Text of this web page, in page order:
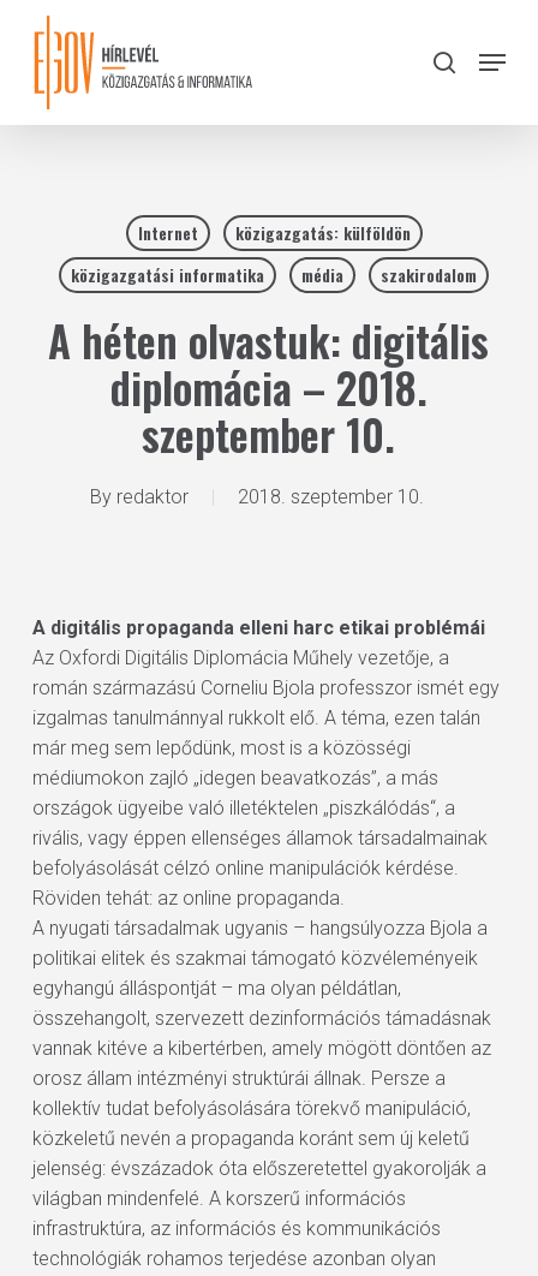
content
search
Menu
Internet
közigazgatás: külföldön
közigazgatási informatika
média szakirodalom
A héten olvastuk: digitális
diplomácia – 2018.
szeptember 10.
By redaktor 2018. szeptember 10.
A digitális propaganda elleni harc etikai problémái
Az Oxfordi Digitális Diplomácia Műhely vezetője, a
román származású Corneliu Bjola professzor ismét egy
izgalmas tanulmánnyal rukkolt elő. A téma, ezen talán
már meg sem lepődünk, most is a közösségi
médiumokon zajló „idegen beavatkozás”, a más
országok ügyeibe való illetéktelen „piszkálódás“, a
rivális, vagy éppen ellenséges államok társadalmainak
befolyásolását célzó online manipulációk kérdése.
Röviden tehát: az online propaganda.
A nyugati társadalmak ugyanis – hangsúlyozza Bjola a
politikai elitek és szakmai támogató közvéleményeik
egyhangú álláspontját – ma olyan példátlan,
összehangolt, szervezett dezinformációs támadásnak
vannak kitéve a kibertérben, amely mögött döntően az
orosz állam intézményi struktúrái állnak. Persze a
kollektív tudat befolyásolására törekvő manipuláció,
közkeletű nevén a propaganda koránt sem új keletű
jelenség: évszázadok óta előszeretettel gyakorolják a
világban mindenfelé. A korszerű információs
infrastruktúra, az információs és kommunikációs
technológiák rohamos terjedése azonban olyan
Close